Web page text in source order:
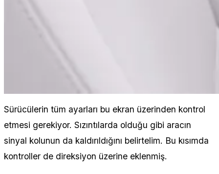
Sürücülerin tüm ayarları bu ekran üzerinden kontrol
etmesi gerekiyor. Sızıntılarda olduğu gibi aracın
sinyal kolunun da kaldırıldığını belirtelim. Bu kısımda
kontroller de direksiyon üzerine eklenmiş.